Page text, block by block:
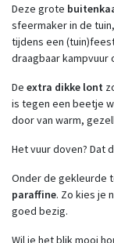
Deze grote
sfeermaker in de
tijdens een
draagbaar kampvuur
De extra dikke lont
is tegen een beetje
door van warm,
Het vuur doven? Dat
Onder de gekleurde
paraffine. Zo kies je
goed bezig.
Wil je het blik mooi